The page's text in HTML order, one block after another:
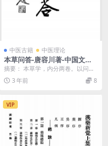
中医古籍 中医理论
本草问答-唐容川著-中国文学
书局-民国24[1935]
摘要： 本草学，内分两卷。以问答
形式讲述中医方剂药学知识。本草
问答pdf下载 截...
3 年前 8
VIP